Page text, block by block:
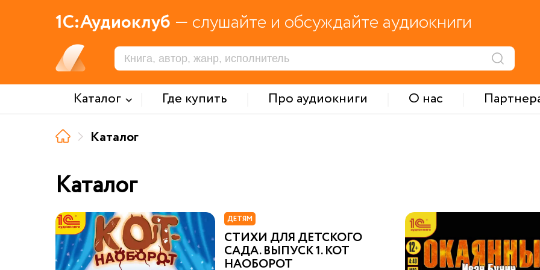
1С:Аудиоклуб — слушайте и обсуждайте аудиокниги
Каталог Где купить Про аудиокниги О нас
Каталог
Каталог
ДЕТЯМ
СТИХИ ДЛЯ ДЕТСКОГО
САДА. ВЫПУСК 1. КОТ
НАОБОРОТ